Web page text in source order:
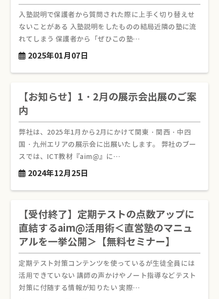
入塾説明で保護者から質問された際に上手く切り替えせ
ないことがある 入塾説明をしたものの結局近隣の塾に流
れてしまう 保護者から「ぜひこの塾…
2025年01月07日
【お知らせ】1・2月の展示会出展のご案
内
弊社は、2025年1月から2月にかけて関東・関西・中四
国・九州エリアの展示会に出展いたします。 弊社のブー
スでは、ICT教材『aim@』に…
2024年12月25日
【受付終了】定期テストの点数アップに
直結するaim@活用術＜直営塾のマニュ
アルを一挙公開＞【無料セミナー】
定期テスト対策コンテンツを使っているが生徒全員には
活用できていない 講師の声かけやノート指導などテスト
対策に付随する情報が知りたい 実際…